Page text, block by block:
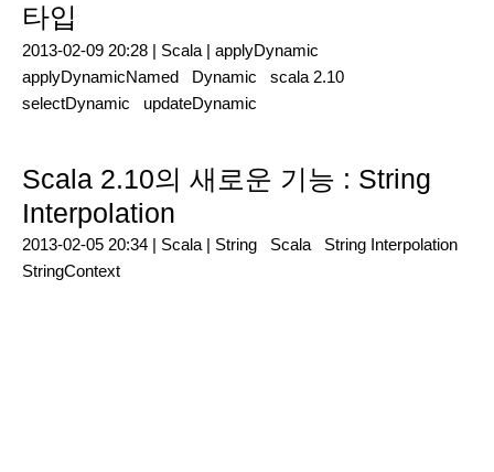
타입
2013-02-09 20:28 | Scala | applyDynamic
applyDynamicNamed
Dynamic
scala 2.10
selectDynamic
updateDynamic
Scala 2.10의 새로운 기능 : String
Interpolation
2013-02-05 20:34 | Scala | String Scala
String Interpolation
StringContext